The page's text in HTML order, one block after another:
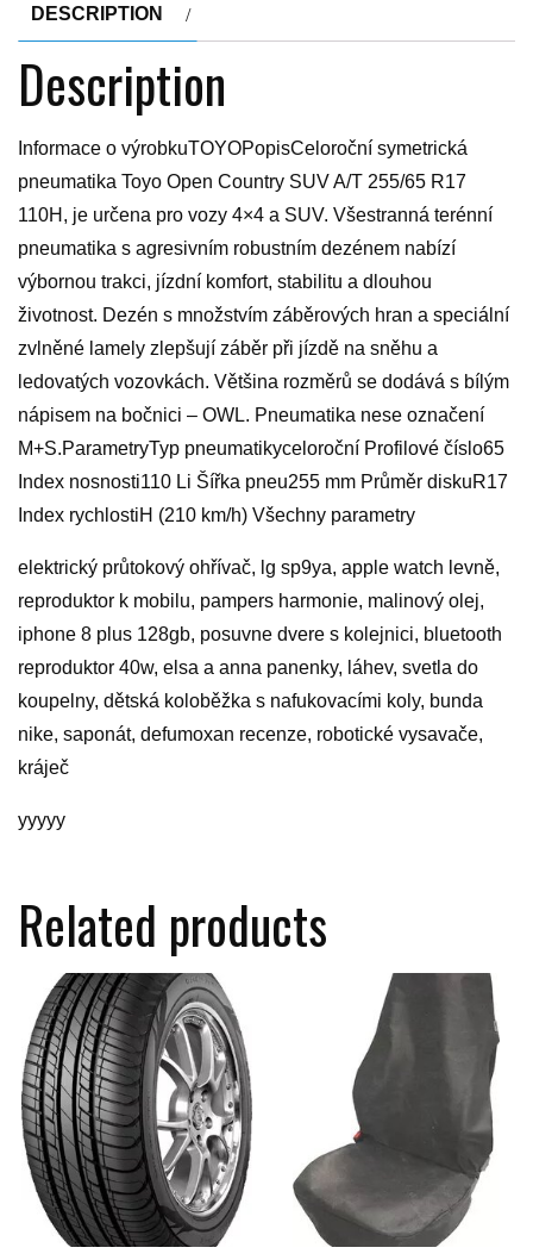
DESCRIPTION
Description
Informace o výrobkuTOYOPopisCeloroční symetrická
pneumatika Toyo Open Country SUV A/T 255/65 R17
110H, je určena pro vozy 4×4 a SUV. Všestranná terénní
pneumatika s agresivním robustním dezénem nabízí
výbornou trakci, jízdní komfort, stabilitu a dlouhou
životnost. Dezén s množstvím záběrových hran a speciální
zvlněné lamely zlepšují záběr při jízdě na sněhu a
ledovatých vozovkách. Většina rozměrů se dodává s bílým
nápisem na bočnici – OWL. Pneumatika nese označení
M+S.ParametryTyp pneumatikyceloroční Profilové číslo65
Index nosnosti110 Li Šířka pneu255 mm Průměr diskuR17
Index rychlostiH (210 km/h) Všechny parametry
elektrický průtokový ohřívač, lg sp9ya, apple watch levně,
reproduktor k mobilu, pampers harmonie, malinový olej,
iphone 8 plus 128gb, posuvne dvere s kolejnici, bluetooth
reproduktor 40w, elsa a anna panenky, láhev, svetla do
koupelny, dětská koloběžka s nafukovacími koly, bunda
nike, saponát, defumoxan recenze, robotické vysavače,
kráječ
yyyyy
Related products